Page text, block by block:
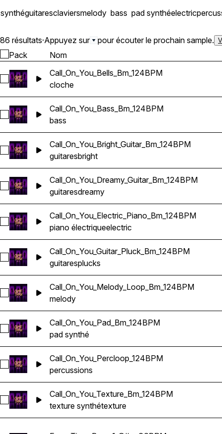
synthéguitaresclaviersmelody bass pad synthéelectric
86 résultats·Appuyez sur pour écouter le prochain sample.
Pack Nom
Sélectionnez Call_On_You_Bells_Bm_124BPM
Call_On_You_Bells_Bm_124BPM
cloche
Sélectionnez Call_On_You_Bass_Bm_124BPM
Call_On_You_Bass_Bm_124BPM
bass
Sélectionnez Call_On_You_Bright_Guitar_Bm_124BPM
Call_On_You_Bright_Guitar_Bm_124BPM
guitaresbright
Sélectionnez Call_On_You_Dreamy_Guitar_Bm_124BPM
Call_On_You_Dreamy_Guitar_Bm_124BPM
guitaresdreamy
Sélectionnez Call_On_You_Electric_Piano_Bm_124BPM
Call_On_You_Electric_Piano_Bm_124BPM
piano électriqueelectric
Sélectionnez Call_On_You_Guitar_Pluck_Bm_124BPM
Call_On_You_Guitar_Pluck_Bm_124BPM
guitaresplucks
Sélectionnez Call_On_You_Melody_Loop_Bm_124BPM
Call_On_You_Melody_Loop_Bm_124BPM
melody
Sélectionnez Call_On_You_Pad_Bm_124BPM
Call_On_You_Pad_Bm_124BPM
pad synthé
Sélectionnez Call_On_You_Percloop_124BPM
Call_On_You_Percloop_124BPM
percussions
Sélectionnez Call_On_You_Texture_Bm_124BPM
Call_On_You_Texture_Bm_124BPM
texture synthétexture